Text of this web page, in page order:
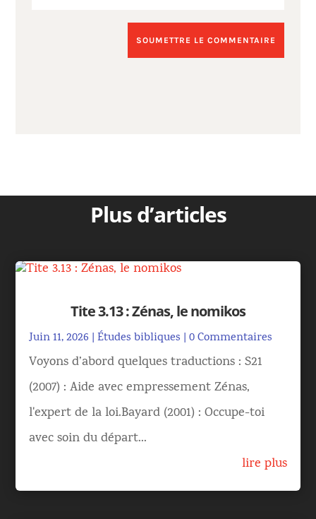
SOUMETTRE LE COMMENTAIRE
Plus d’articles
Tite 3.13 : Zénas, le nomikos
Juin 11, 2026 |Études bibliques | 0 Commentaires
Voyons d’abord quelques traductions : S21
(2007) : Aide avec empressement Zénas,
l'expert de la loi.Bayard (2001) : Occupe-toi
avec soin du départ...
lire plus